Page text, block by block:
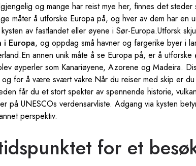
og mange har reist mye her, finnes det
måter å utforske Europa på, og hver av dem har en
av fastlandet eller øyene i Sør-Europa.Utforsk
i Europa, og oppdag små havner og fargerike byer i
annen unik måte å se Europa på, er å utforske
øyperler som Kanariøyene, Azorene og Madeira.
og for å være svært vakre.Når du reiser med skip er
får du et stort spekter av spennende historie,
på UNESCOs verdensarvliste. Adgang via kysten
perspektiv.
for et